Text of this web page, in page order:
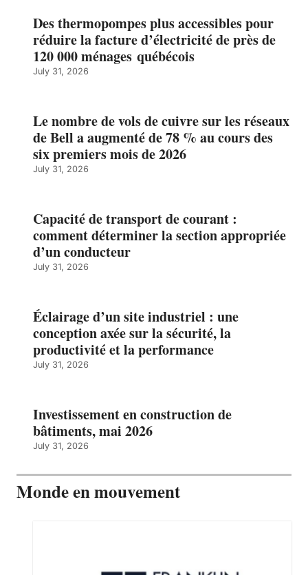
Des thermopompes plus accessibles pour
réduire la facture d’électricité de près de
120 000 ménages québécois
July 31, 2026
Le nombre de vols de cuivre sur les réseaux
de Bell a augmenté de 78 % au cours des
six premiers mois de 2026
July 31, 2026
Capacité de transport de courant :
comment déterminer la section appropriée
d’un conducteur
July 31, 2026
Éclairage d’un site industriel : une
conception axée sur la sécurité, la
productivité et la performance
July 31, 2026
Investissement en construction de
bâtiments, mai 2026
July 31, 2026
Monde en mouvement